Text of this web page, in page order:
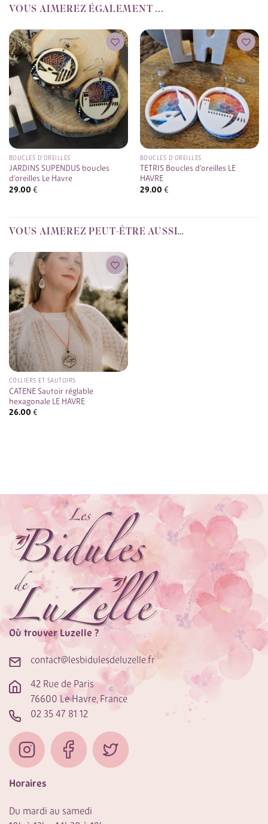
VOUS AIMEREZ ÉGALEMENT ...
BOUCLES D'OREILLES
JARDINS SUPENDUS boucles
d’oreilles Le Havre
29.00 €
BOUCLES D'OREILLES
TETRIS Boucles d’oreilles LE
HAVRE
29.00 €
VOUS AIMEREZ PEUT-ÊTRE AUSSI…
COLLIERS ET SAUTOIRS
CATENE Sautoir réglable
hexagonale LE HAVRE
26.00 €
Où trouver Luzelle ?
contact@lesbidulesdeluzelle.fr
42 Rue de Paris
76600 Le Havre, France
02 35 47 81 12
Horaires
Du mardi au samedi